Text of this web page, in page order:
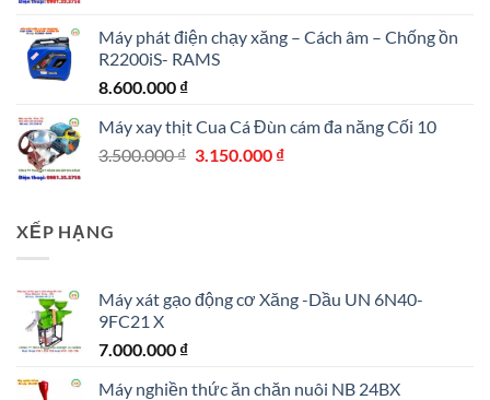
9.300.000 ₫.là:
Máy phát điện chạy xăng – Cách âm – Chống ồn
R2200iS- RAMS
8.600.000 ₫
Máy xay thịt Cua Cá Đùn cám đa năng Cối 10
3.500.000₫ Giá
3.150.000 ₫Giá
XẾP HẠNG
Máy xát gạo động cơ Xăng -Dầu UN 6N40-
9FC21 X
7.000.000 ₫
Máy nghiền thức ăn chăn nuôi NB 24BX